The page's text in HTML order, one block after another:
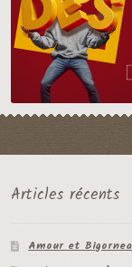
Articles récents
Amour et